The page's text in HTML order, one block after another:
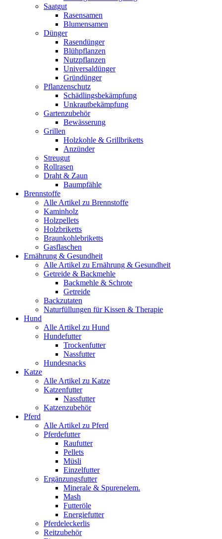
Saatgut
Rasensamen
Blumensamen
Dünger
Rasendünger
Blühpflanzen
Nutzpflanzen
Universaldünger
Gründünger
Pflanzenschutz
Schädlingsbekämpfung
Unkrautbekämpfung
Gartenzubehör
Bewässerung
Grillen
Holzkohle & Grillbriketts
Anzünder
Streugut
Rollrasen
Draht & Zaun
Baumpfähle
Brennstoffe
Alle Artikel zu Brennstoffe
Kaminholz
Holzpellets
Holzbriketts
Braunkohlebriketts
Gasflaschen
Ernährung & Gesundheit
Alle Artikel zu Ernährung & Gesundheit
Getreide & Backmehle
Backmehle & Schrote
Getreide
Backzutaten
Naturfüllungen für Kissen & Therapie
Hund
Alle Artikel zu Hund
Hundefutter
Trockenfutter
Nassfutter
Hundesnacks
Katze
Alle Artikel zu Katze
Katzenfutter
Nassfutter
Katzenzubehör
Pferd
Alle Artikel zu Pferd
Pferdefutter
Raufutter
Pellets
Müsli
Einzelfutter
Ergänzungsfutter
Minerale & Spurenelem.
Mash
Futteröle
Energiefutter
Pferdeleckerlis
Reitzubehör